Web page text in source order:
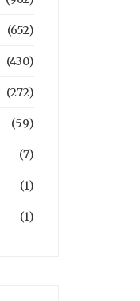
(652)
(430)
(272)
(59)
(7)
(1)
(1)